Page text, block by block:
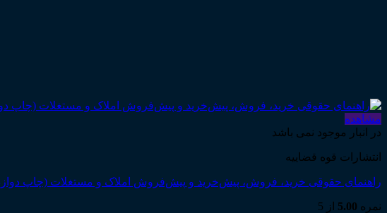
مشاهده
در انبار موجود نمی باشد
انتشارات قوه قضاییه
راهنمای حقوقی خرید، فروش، پیش‌خرید و پیش‌فروش املاک و مستغلات (چاپ
نمره 5.00 از 5